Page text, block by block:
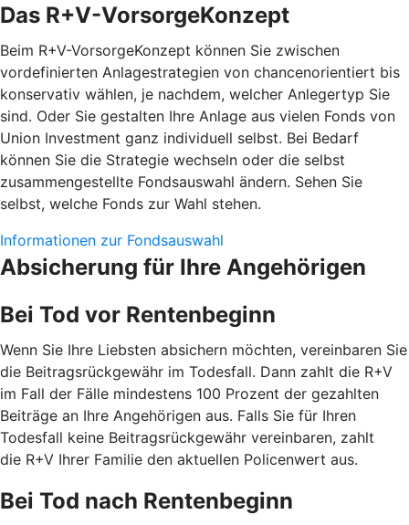
Das R+V-VorsorgeKonzept
Beim R+V-VorsorgeKonzept können Sie zwischen
vordefinierten Anlagestrategien von chancenorientiert bis
konservativ wählen, je nachdem, welcher Anlegertyp Sie
sind. Oder Sie gestalten Ihre Anlage aus vielen Fonds von
Union Investment ganz individuell selbst. Bei Bedarf
können Sie die Strategie wechseln oder die selbst
zusammengestellte Fondsauswahl ändern. Sehen Sie
selbst, welche Fonds zur Wahl stehen.
Informationen zur Fondsauswahl
Absicherung für Ihre Angehörigen
Bei Tod vor Rentenbeginn
Wenn Sie Ihre Liebsten absichern möchten, vereinbaren Sie
die Beitragsrückgewähr im Todesfall. Dann zahlt die R+V
im Fall der Fälle mindestens 100 Prozent der gezahlten
Beiträge an Ihre Angehörigen aus. Falls Sie für Ihren
Todesfall keine Beitragsrückgewähr vereinbaren, zahlt
die R+V Ihrer Familie den aktuellen Policenwert aus.
Bei Tod nach Rentenbeginn